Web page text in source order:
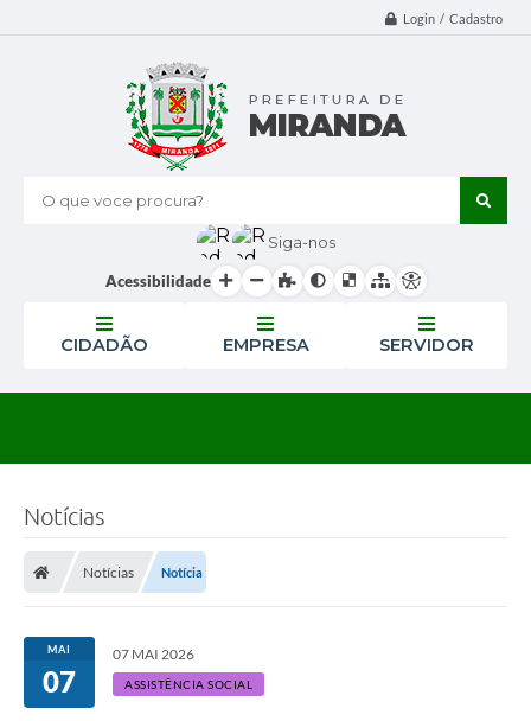
Login / Cadastro
O que voce procura?
Siga-nos
Acessibilidade
CIDADÃO EMPRESA SERVIDOR
Notícias
Notícias Notícia
MAI
07
07 MAI 2026
ASSISTÊNCIA SOCIAL